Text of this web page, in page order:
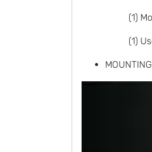
(1)
(1)